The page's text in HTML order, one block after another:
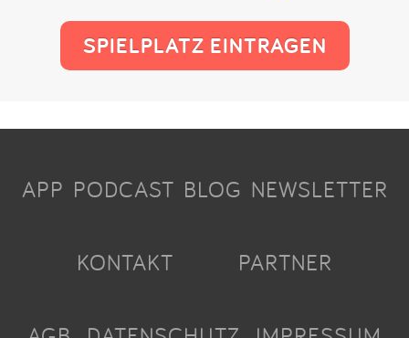
SPIELPLATZ EINTRAGEN
APP PODCAST BLOG NEWSLETTER
KONTAKT PARTNER